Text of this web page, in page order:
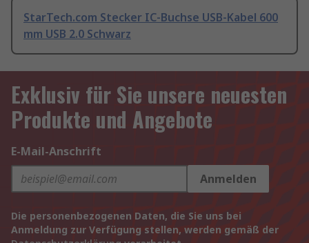
StarTech.com Stecker IC-Buchse USB-Kabel 600
mm USB 2.0 Schwarz
Exklusiv für Sie unsere neuesten
Produkte und Angebote
E-Mail-Anschrift
Anmelden
Die personenbezogenen Daten, die Sie uns bei
Anmeldung zur Verfügung stellen, werden gemäß der